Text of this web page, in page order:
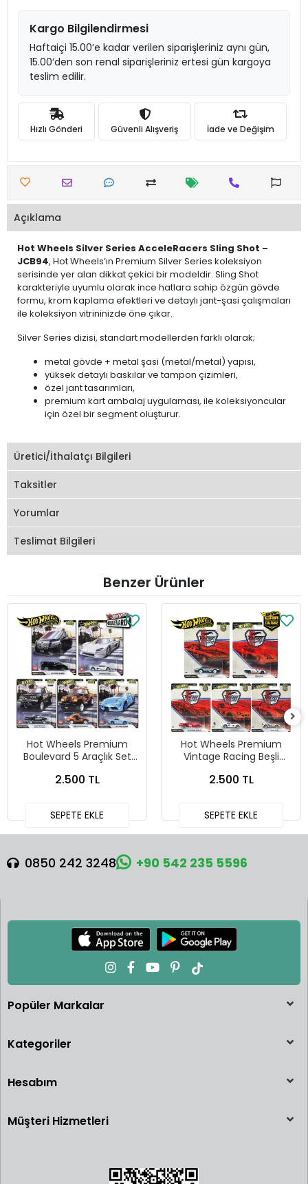
Kargo Bilgilendirmesi
Haftaiçi 15.00’e kadar verilen siparişleriniz aynı gün,
15.00’den son renal siparişleriniz ertesi gün kargoya
teslim edilir.
Hızlı Gönderi Güvenli Alışveriş İade ve Değişim
Açıklama
Hot Wheels Silver Series AcceleRacers Sling Shot –
JCB94, Hot Wheels’ın Premium Silver Series koleksiyon
serisinde yer alan dikkat çekici bir modeldir. Sling Shot
karakteriyle uyumlu olarak ince hatlara sahip özgün gövde
formu, krom kaplama efektleri ve detaylı jant-şasi çalışmaları
ile koleksiyon vitrininizde öne çıkar.
Silver Series dizisi, standart modellerden farklı olarak;
metal gövde + metal şasi (metal/metal) yapısı,
yüksek detaylı baskılar ve tampon çizimleri,
özel jant tasarımları,
premium kart ambalaj uygulaması, ile koleksiyoncular
için özel bir segment oluşturur.
Üretici/İthalatçı Bilgileri
Taksitler
Yorumlar
Teslimat Bilgileri
Benzer Ürünler
Hot Wheels Premium
Boulevard 5 Araçlık Set
2.500 TL
SEPETE EKLE
Hot Wheels Premium
Vintage Racing Beşli
2.500 TL
SEPETE EKLE
0850 242 3248 +90 542 235 5596
Popüler Markalar
Kategoriler
Hesabım
Müşteri Hizmetleri